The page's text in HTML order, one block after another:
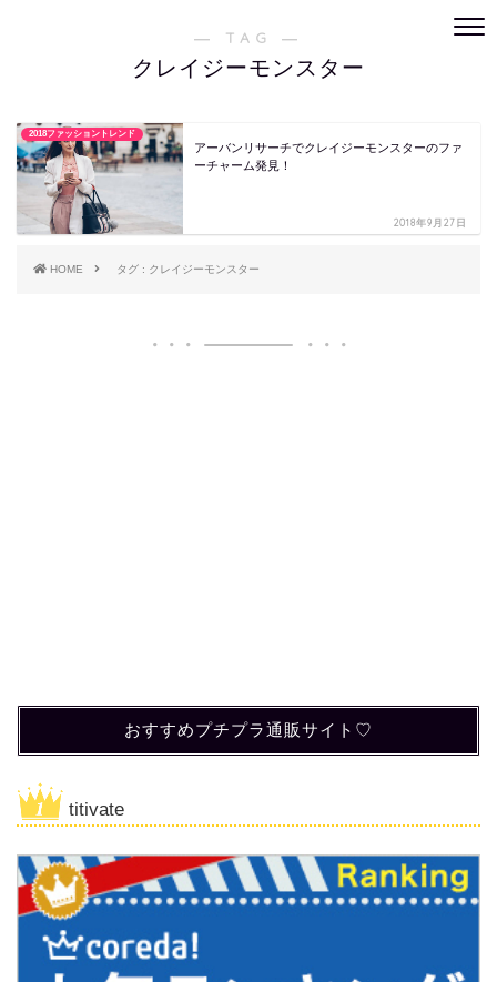
― TAG ―
クレイジーモンスター
2018ファッショントレンド
アーバンリサーチでクレイジーモンスターのファ
ーチャーム発見！
2018年9月27日
HOME タグ : クレイジーモンスター
おすすめプチプラ通販サイト♡
titivate